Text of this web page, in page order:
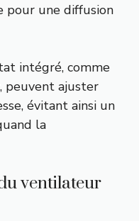
pour une diffusion
intégré, comme
, peuvent ajuster
évitant ainsi un
la
ventilateur